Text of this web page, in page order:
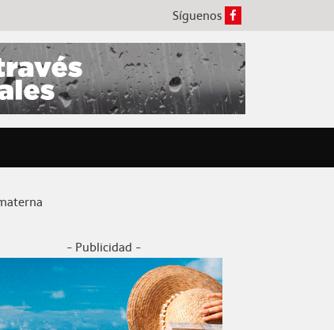
Síguenos
- Publicidad -